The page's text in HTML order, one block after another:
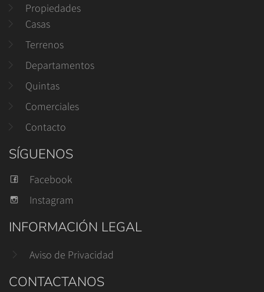
Propiedades
Casas
Terrenos
Departamentos
Quintas
Comerciales
Contacto
SÍGUENOS
Facebook
Instagram
INFORMACIÓN LEGAL
Aviso de Privacidad
CONTACTANOS